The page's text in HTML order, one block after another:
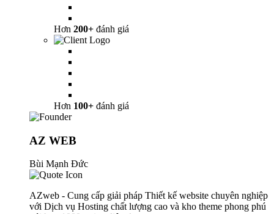
Hơn 200+ đánh giá
Hơn 100+ đánh giá
AZ WEB
Bùi Mạnh Đức
AZweb - Cung cấp giải pháp Thiết kế website chuyên nghiệp
với Dịch vụ Hosting chất lượng cao và kho theme phong phú